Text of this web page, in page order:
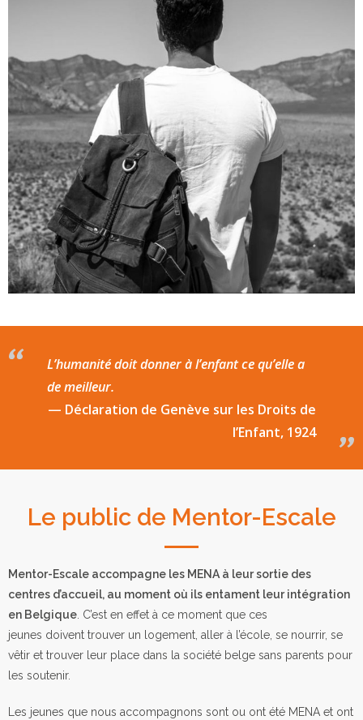
L’humanité doit donner à l’enfant ce qu’elle a
de meilleur.
Déclaration de Genève sur les Droits de
l’Enfant, 1924
Le public de Mentor-Escale
Mentor-Escale accompagne les MENA à leur sortie des
centres d’accueil, au moment où ils entament leur intégration
en Belgique . C’est en effet à ce moment que ces
jeunes doivent trouver un logement, aller à l’école, se nourrir, se
vêtir et trouver leur place dans la société belge sans parents pour
les soutenir.
Les jeunes que nous accompagnons sont ou ont été MENA et ont